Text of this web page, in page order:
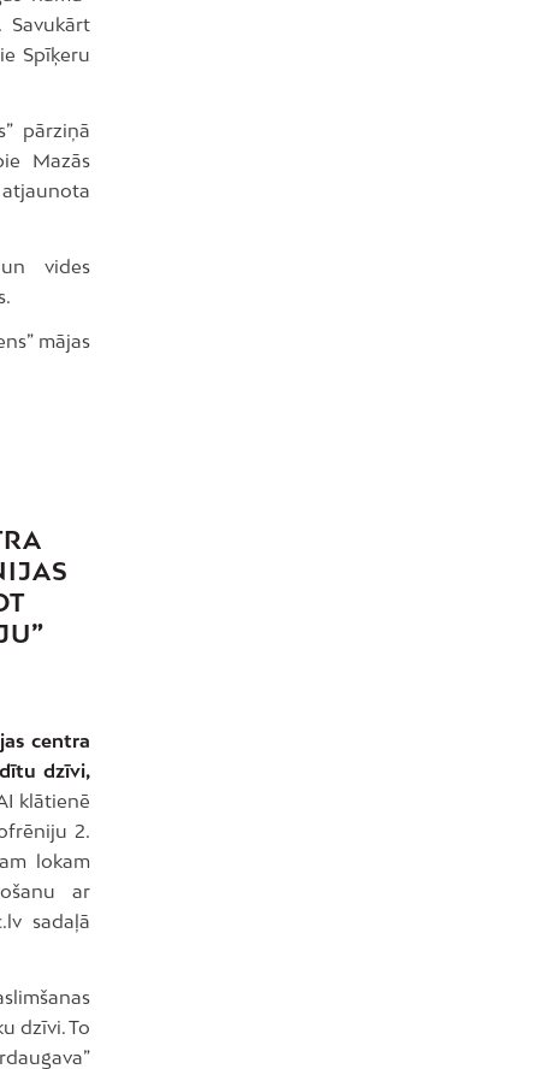
Savukārt
Spīķeru
pārziņā
Mazās
atjaunota
vides
mājas
centra
dzīvi,
klātienē
2.
lokam
ar
sadaļā
dzīvi. To